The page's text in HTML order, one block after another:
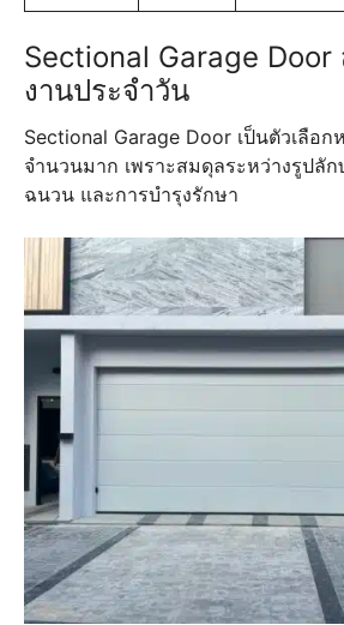
Sectional Garage Door
งานประจำวัน
Sectional Garage Door เป็นตัวเลือ
จำนวนมาก เพราะสมดุลระหว่างรูปลั
ฉนวน และการบำรุงรักษา